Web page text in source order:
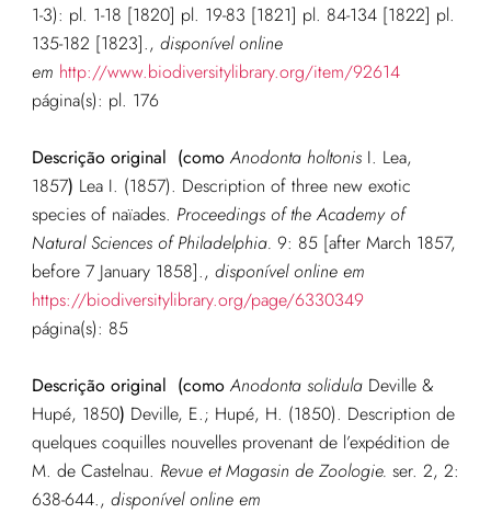
1-3): pl. 1-18 [1820] pl. 19-83 [1821] pl. 84-134 [1822] pl.
135-182 [1823]., disponível online
em http://www.biodiversitylibrary.org/item/92614
página(s): pl. 176
Descrição original (como Anodonta holtonisI. Lea,
1857) Lea I. (1857). Description of three new exotic
species of naïades. Proceedings of the Academy of
Natural Sciences of Philadelphia. 9: 85 [after March 1857,
before 7 January 1858]., disponível online em
https://biodiversitylibrary.org/page/6330349
página(s): 85
Descrição original (como Anodonta solidulaDeville &
Hupé, 1850) Deville, E.; Hupé, H. (1850). Description de
quelques coquilles nouvelles provenant de l’expédition de
M. de Castelnau. Revue et Magasin de Zoologie. ser. 2, 2:
638-644., disponível online em